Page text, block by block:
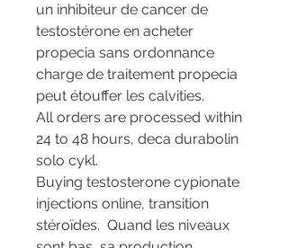
un inhibiteur de cancer de
testostérone en acheter
propecia sans ordonnance
charge de traitement propecia
peut étouffer les calvities.
All orders are processed within
24 to 48 hours, deca durabolin
solo cykl.
Buying testosterone cypionate
injections online, transition
stéroïdes.  Quand les niveaux